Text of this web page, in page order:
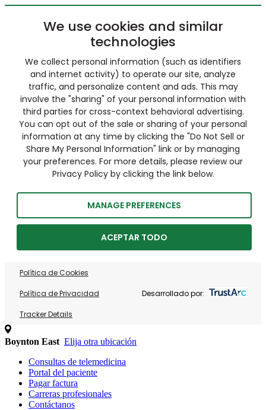
We use cookies and similar
technologies
We collect personal information (such as identifiers
and internet activity) to operate our site, analyze
traffic, and personalize content and ads. This may
involve the "sharing" of your personal information with
third parties for cross-context behavioral advertising.
You can opt out of the sale or sharing of your personal
information at any time by clicking the "Do Not Sell or
Share My Personal Information" link or by managing
your preferences. For more details, please review our
Privacy Policy by clicking the link below.
MANAGE PREFERENCES
ACEPTAR TODO
Política de Cookies
Política de Privacidad
Tracker Details
Desarrollado por:
Boynton East Elija otra ubicación
Consultas de telemedicina
Portal del paciente
Pagar factura
Carreras profesionales
Contáctanos